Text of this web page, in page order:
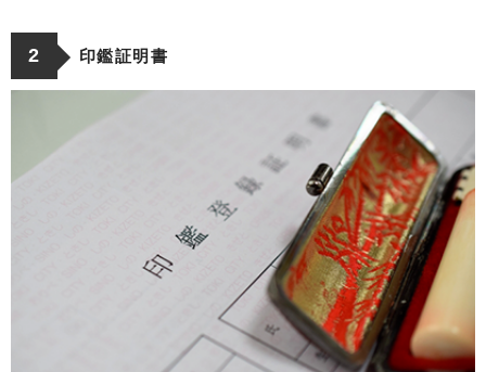
2 印鑑証明書